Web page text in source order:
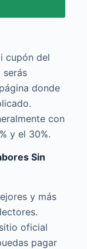
cupón del
serás
donde
con
y el 30%.
Sin
y más
oficial
pagar